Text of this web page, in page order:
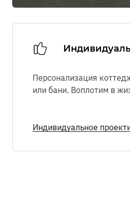
Персонализация
или бани. Воплотим в
Индивидуальное